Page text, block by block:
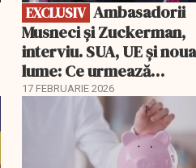
EXCLUSIV Ambasadorii
Musneci și Zuckerman,
interviu. SUA, UE și noua
lume: Ce urmează
pentru România
17 FEBRUARIE 2026